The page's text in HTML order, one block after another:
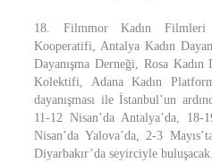
18. Filmmor Kadın Filmleri
Kooperatifi, Antalya Kadın
Dayanışma Derneği, Rosa
Kolektifi, Adana Kadın
dayanışması ile İstanbul’un
11-12 Nisan’da Antalya’da, 18-
Nisan’da Yalova’da, 2-3
Diyarbakır’da seyirciyle buluşacak.